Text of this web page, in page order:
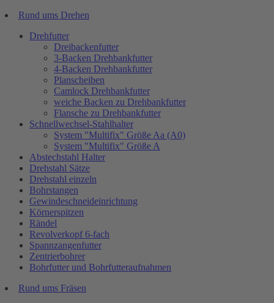
Rund ums Drehen
Drehfutter
Dreibackenfutter
3-Backen Drehbankfutter
4-Backen Drehbankfutter
Planscheiben
Camlock Drehbankfutter
weiche Backen zu Drehbankfutter
Flansche zu Drehbankfutter
Schnellwechsel-Stahlhalter
System "Multifix" Größe Aa (A0)
System "Multifix" Größe A
Abstechstahl Halter
Drehstahl Sätze
Drehstahl einzeln
Bohrstangen
Gewindeschneideinrichtung
Körnerspitzen
Rändel
Revolverkopf 6-fach
Spannzangenfutter
Zentrierbohrer
Bohrfutter und Bohrfutteraufnahmen
Rund ums Fräsen